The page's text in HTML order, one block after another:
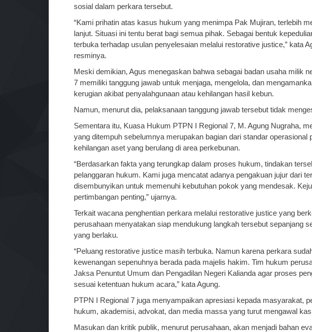
sosial dalam perkara tersebut.
“Kami prihatin atas kasus hukum yang menimpa Pak Mujiran, terlebih
lanjut. Situasi ini tentu berat bagi semua pihak. Sebagai bentuk
terbuka terhadap usulan penyelesaian melalui restorative justice,” kata
resminya.
Meski demikian, Agus menegaskan bahwa sebagai badan usaha milik
7 memiliki tanggung jawab untuk menjaga, mengelola, dan
kerugian akibat penyalahgunaan atau kehilangan hasil kebun.
Namun, menurut dia, pelaksanaan tanggung jawab tersebut tidak
Sementara itu, Kuasa Hukum PTPN I Regional 7, M. Agung Nugraha,
yang ditempuh sebelumnya merupakan bagian dari standar operasional
kehilangan aset yang berulang di area perkebunan.
“Berdasarkan fakta yang terungkap dalam proses hukum, tindakan
pelanggaran hukum. Kami juga mencatat adanya pengakuan jujur dari
disembunyikan untuk memenuhi kebutuhan pokok yang mendesak.
pertimbangan penting,” ujarnya.
Terkait wacana penghentian perkara melalui restorative justice yang
perusahaan menyatakan siap mendukung langkah tersebut sepanjang
yang berlaku.
“Peluang restorative justice masih terbuka. Namun karena perkara
kewenangan sepenuhnya berada pada majelis hakim. Tim hukum
Jaksa Penuntut Umum dan Pengadilan Negeri Kalianda agar proses
sesuai ketentuan hukum acara,” kata Agung.
PTPN I Regional 7 juga menyampaikan apresiasi kepada masyarakat,
hukum, akademisi, advokat, dan media massa yang turut mengawal
Masukan dan kritik publik, menurut perusahaan, akan menjadi bahan